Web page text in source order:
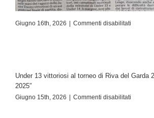
Giugno 16th, 2026 Commenti disabilitati
Under 13 vittoriosi al torneo di Riva del Garda
2025″
Giugno 15th, 2026 Commenti disabilitati